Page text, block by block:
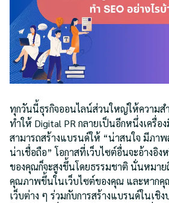
ทุกวันนี้ธุรกิจออนไลน์ส่วนใหญ่ให้ความส
ทำให้ Digital PR กลายเป็นอีกหนึ่งเครื่อ
สามารถสร้างแบรนด์ให้ “น่าสนใจ มีภา
น่าเชื่อถือ” โอกาสที่เว็บไซต์อื่นจะอ้างอิง
ของคุณก็จะสูงขึ้นโดยธรรมชาติ นั่นหมาย
คุณภาพขึ้นในเว็บไซต์ของคุณ และหาก
เว็บต่าง ๆ ร่วมกับการสร้างแบรนด์ในเชิ